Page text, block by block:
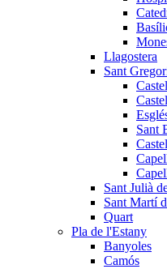
Llagostera
Sant
Sant
Sant Julià
Sant Martí
Quart
Pla de l'Estany
Banyoles
Camós